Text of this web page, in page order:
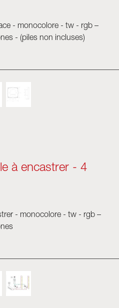
- monocolore - tw - rgb –
- (piles non incluses)
à encastrer - 4
- monocolore - tw - rgb –